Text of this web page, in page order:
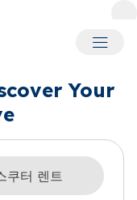
회원 메
Your
쿠터 렌트